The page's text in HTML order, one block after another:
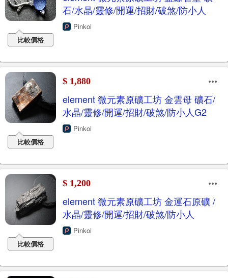
比較價格
石/水晶/靈修/開運/招財/破煞/防小人
Pinkoi
比較價格
$ 1,880
element 微元素原礦工坊 金雲母 礦石/
水晶/靈修/開運/招財/破煞/防小人G2
Pinkoi
比較價格
$ 1,200
element 微元素原礦工坊 金運石原礦 /
水晶/靈修/開運/招財/破煞/防小人
Pinkoi